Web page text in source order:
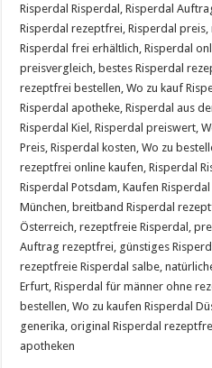
Risperdal Risperdal, Risperdal
Risperdal rezeptfrei, Risperdal
Risperdal frei erhältlich, Risperdal
preisvergleich, bestes Risperdal
rezeptfrei bestellen, Wo zu kauf
Risperdal apotheke, Risperdal aus
Risperdal Kiel, Risperdal preiswert,
Preis, Risperdal kosten, Wo zu
rezeptfrei online kaufen, Risperdal
Risperdal Potsdam, Kaufen
München, breitband Risperdal
Österreich, rezeptfreie Risperdal,
Auftrag rezeptfrei, günstiges
rezeptfreie Risperdal salbe,
Erfurt, Risperdal für männer ohne
bestellen, Wo zu kaufen Risperdal
generika, original Risperdal
apotheken